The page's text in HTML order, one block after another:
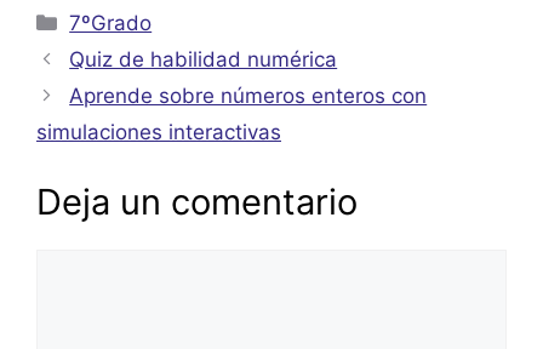
Categorías
7ºGrado
Quiz de habilidad numérica
Aprende sobre números enteros con
simulaciones interactivas
Deja un comentario